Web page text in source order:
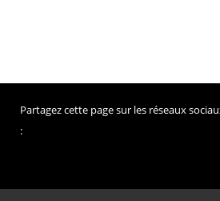
Partagez cette page sur les réseaux
: